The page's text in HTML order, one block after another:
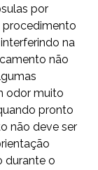
por
procedimento
na
não
odor muito
pronto
não deve ser
durante o